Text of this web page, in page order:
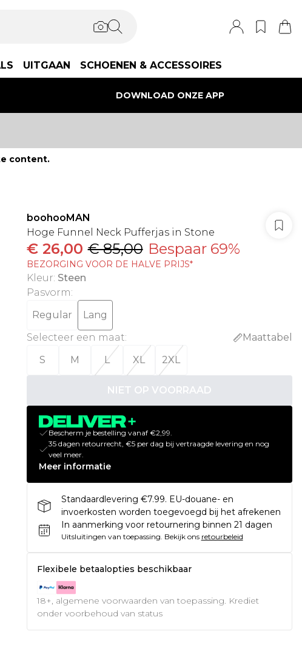
UITGAAN SCHOENEN & ACCESSOIRES
DOWNLOAD ONZE APP
content.
boohooMAN
Hoge Funnel Neck Pufferjas in Stone
€ 26,00 € 85,00 Bespaar 69%
BEZORGING VOOR DE HALVE PRIJS*
Kleur: Steen
Pasvorm:
Regular
Lang
Selecteer een maat:
Maattabel
S
M L XL 2XL
NIET OP VOORRAAD
Bescherm je bestelling vanaf €2,99.
35 dagen retourrecht, €5 per dag bij vertraagde levering en nog
veel meer.
Meer informatie
Standaardlevering €7.99. EU-douane- en
invoerkosten worden toegevoegd bij het afrekenen
In aanmerking voor retournering binnen 21 dagen
Uitsluitingen van toepassing. Bekijk ons retourbeleid
Flexibele betaalopties beschikbaar
18+, algemene voorwaarden van toepassing. Krediet
onder voorbehoud van status